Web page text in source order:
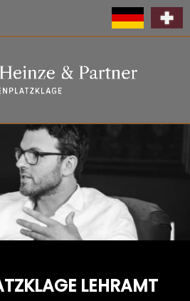
LEHRAMT